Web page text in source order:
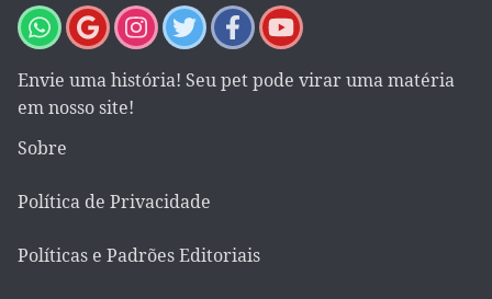
Envie uma história! Seu pet pode virar uma matéria
em nosso site!
Sobre
Política de Privacidade
Políticas e Padrões Editoriais